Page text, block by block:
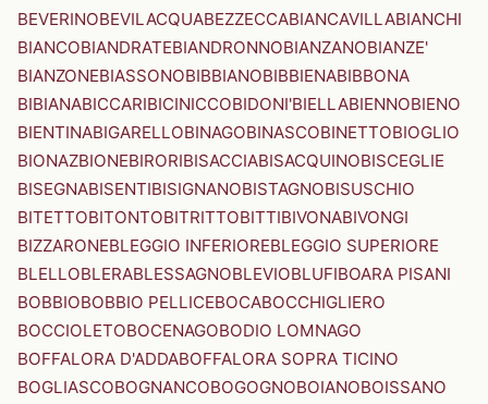
BEVERINOBEVILACQUABEZZECCABIANCAVILLABIANCHI
BIANCOBIANDRATEBIANDRONNOBIANZANOBIANZE'
BIANZONEBIASSONOBIBBIANOBIBBIENABIBBONA
BIBIANABICCARIBICINICCOBIDONI'BIELLABIENNOBIENO
BIENTINABIGARELLOBINAGOBINASCOBINETTOBIOGLIO
BIONAZBIONEBIRORIBISACCIABISACQUINOBISCEGLIE
BISEGNABISENTIBISIGNANOBISTAGNOBISUSCHIO
BITETTOBITONTOBITRITTOBITTIBIVONABIVONGI
BIZZARONEBLEGGIO INFERIOREBLEGGIO SUPERIORE
BLELLOBLERABLESSAGNOBLEVIOBLUFIBOARA PISANI
BOBBIOBOBBIO PELLICEBOCABOCCHIGLIERO
BOCCIOLETOBOCENAGOBODIO LOMNAGO
BOFFALORA D'ADDABOFFALORA SOPRA TICINO
BOGLIASCOBOGNANCOBOGOGNOBOIANOBOISSANO